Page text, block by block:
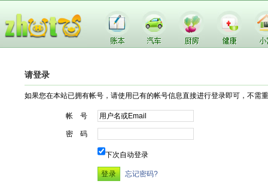
请登录
如果您在本站已拥有帐号，请使用已有的帐号信息直接进行登录即可，不需
帐 号
密 码
下次自动登录
忘记密码?